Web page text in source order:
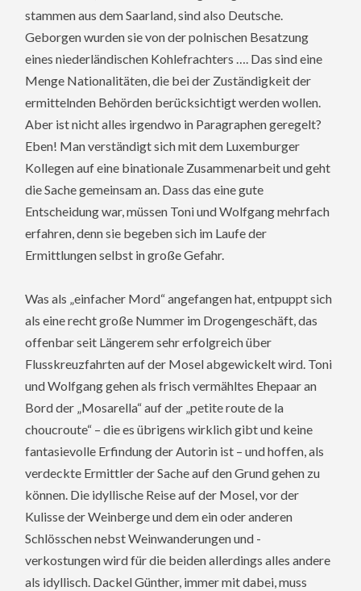
stammen aus dem Saarland, sind also Deutsche.
Geborgen wurden sie von der polnischen Besatzung
eines niederländischen Kohlefrachters …. Das sind eine
Menge Nationalitäten, die bei der Zuständigkeit der
ermittelnden Behörden berücksichtigt werden wollen.
Aber ist nicht alles irgendwo in Paragraphen geregelt?
Eben! Man verständigt sich mit dem Luxemburger
Kollegen auf eine binationale Zusammenarbeit und geht
die Sache gemeinsam an. Dass das eine gute
Entscheidung war, müssen Toni und Wolfgang mehrfach
erfahren, denn sie begeben sich im Laufe der
Ermittlungen selbst in große Gefahr.
Was als „einfacher Mord“ angefangen hat, entpuppt sich
als eine recht große Nummer im Drogengeschäft, das
offenbar seit Längerem sehr erfolgreich über
Flusskreuzfahrten auf der Mosel abgewickelt wird. Toni
und Wolfgang gehen als frisch vermähltes Ehepaar an
Bord der „Mosarella“ auf der „petite route de la
choucroute“ – die es übrigens wirklich gibt und keine
fantasievolle Erfindung der Autorin ist – und hoffen, als
verdeckte Ermittler der Sache auf den Grund gehen zu
können. Die idyllische Reise auf der Mosel, vor der
Kulisse der Weinberge und dem ein oder anderen
Schlösschen nebst Weinwanderungen und -
verkostungen wird für die beiden allerdings alles andere
als idyllisch. Dackel Günther, immer mit dabei, muss